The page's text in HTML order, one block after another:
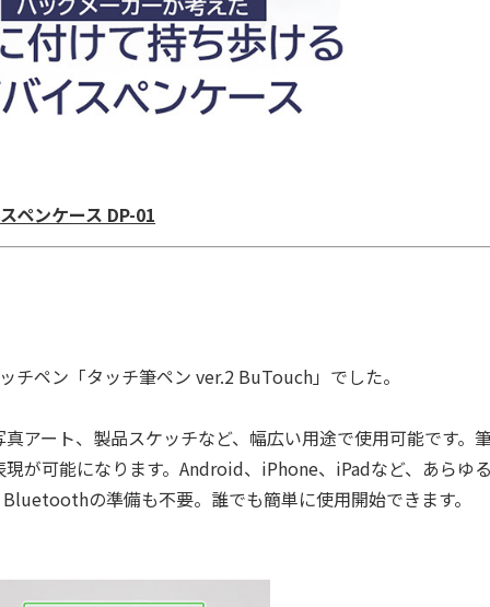
ペンケース DP-01
ペン「タッチ筆ペン ver.2 BuTouch」でした。
ート、製品スケッチなど、幅広い用途で使用可能です。
が可能になります。Android、iPhone、iPadなど、あらゆ
の準備も不要。誰でも簡単に使用開始できます。